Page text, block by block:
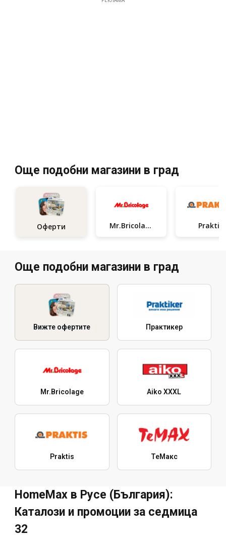
Още подобни магазини в град
Оферти Mr.Bricolage Praktis
Още подобни магазини в град
Вижте офертите Практикер
Mr.Bricolage Aiko XXXL
Praktis ТеMакс
HomeMax в Русе (България):
Каталози и промоции за седмица
32